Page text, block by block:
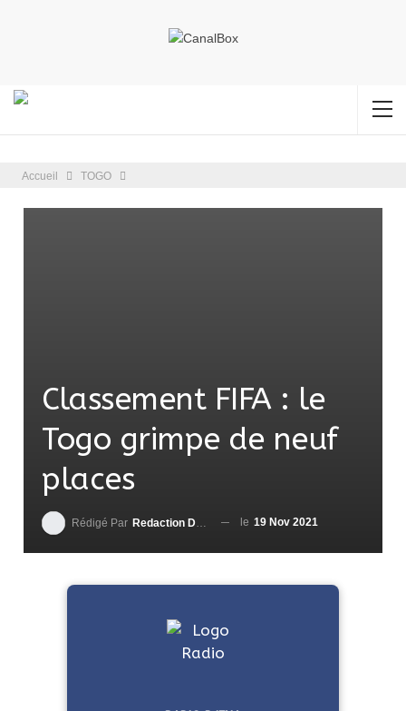
Accueil TOGO
Classement FIFA : le
Togo grimpe de neuf
places
Rédigé Par Redaction DjenaSport le 19 Nov 2021